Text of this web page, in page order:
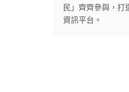
民」齊齊參與，打
資訊平台。